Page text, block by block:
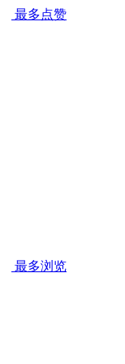
最多点赞
最多浏览